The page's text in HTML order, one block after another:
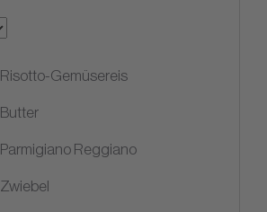
Risotto-Gemüsereis
Butter
Parmigiano Reggiano
Zwiebel